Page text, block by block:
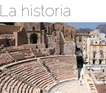
La historia